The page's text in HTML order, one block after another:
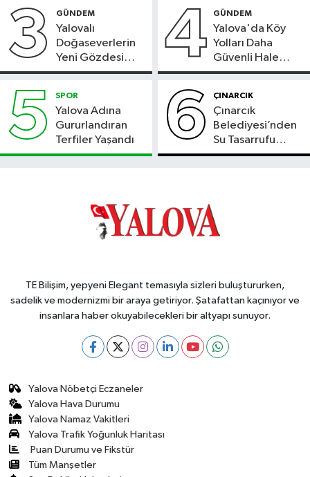
3 GÜNDEM
Yalovalı
Doğaseverlerin
Yeni Gözdesi
Bolu'daki Meyve
4 GÜNDEM
Yalova'da Köy
Yolları Daha
Güvenli Hale
Geliyor
5 SPOR
Yalova Adına
Gururlandıran
Terfiler Yaşandı
6 ÇINARCIK
Çınarcık
Belediyesi’nden
Su Tasarrufu
Çağrısı
TE Bilişim, yepyeni Elegant temasıyla sizleri buluştururken,
sadelik ve modernizmi bir araya getiriyor. Şatafattan kaçınıyor ve
insanlara haber okuyabilecekleri bir altyapı sunuyor.
Yalova Nöbetçi Eczaneler
Yalova Hava Durumu
Yalova Namaz Vakitleri
Yalova Trafik Yoğunluk Haritası
Puan Durumu ve Fikstür
Tüm Manşetler